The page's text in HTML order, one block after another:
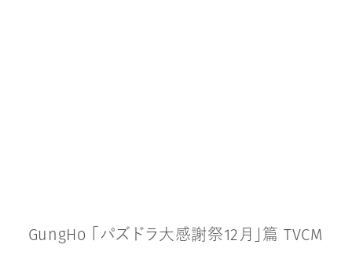
Gu n gH o パズ ド ラ 大感謝祭12 月 篇 VCM